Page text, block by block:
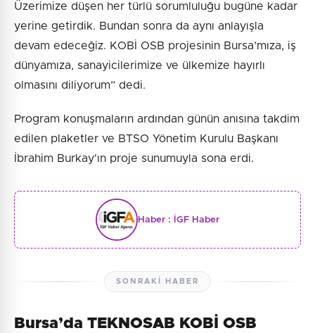
Üzerimize düşen her türlü sorumluluğu bugüne kadar
yerine getirdik. Bundan sonra da aynı anlayışla
devam edeceğiz. KOBİ OSB projesinin Bursa’mıza, iş
dünyamıza, sanayicilerimize ve ülkemize hayırlı
olmasını diliyorum” dedi.
Program konuşmaların ardından günün anısına takdim
edilen plaketler ve BTSO Yönetim Kurulu Başkanı
İbrahim Burkay'ın proje sunumuyla sona erdi.
Haber : İGF Haber
SONRAKI HABER
Bursa’da TEKNOSAB KOBİ OSB